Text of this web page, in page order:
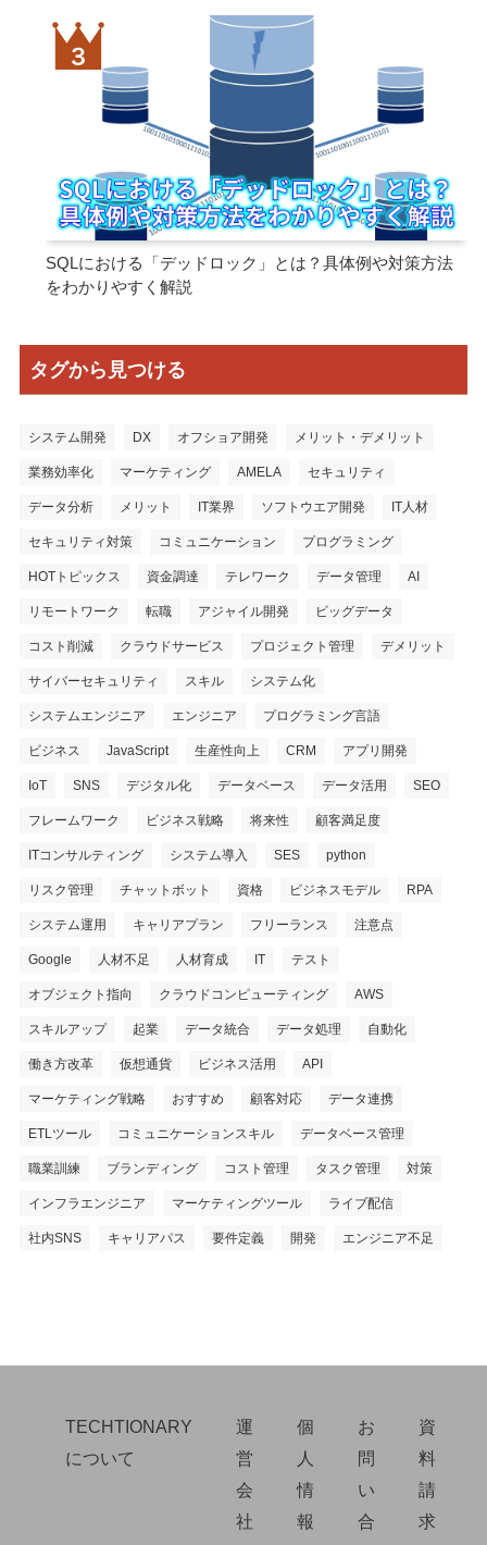
SQLにおける「デッドロック」とは？具体例や対策方法
をわかりやすく解説
タグから見つける
システム開発 DX オフショア開発 メリット・デメリット
業務効率化 マーケティング AMELA セキュリティ
データ分析 メリット IT業界 ソフトウエア開発 IT人材
セキュリティ対策 コミュニケーション プログラミング
HOTトピックス 資金調達 テレワーク データ管理 AI
リモートワーク 転職 アジャイル開発 ビッグデータ
コスト削減 クラウドサービス プロジェクト管理 デメリット
サイバーセキュリティ スキル システム化
システムエンジニア エンジニア プログラミング言語
ビジネス JavaScript 生産性向上 CRM アプリ開発
IoT SNS デジタル化 データベース データ活用 SEO
フレームワーク ビジネス戦略 将来性 顧客満足度
ITコンサルティング システム導入 SES python
リスク管理 チャットボット 資格 ビジネスモデル RPA
システム運用 キャリアプラン フリーランス 注意点
Google 人材不足 人材育成 IT テスト
オブジェクト指向 クラウドコンピューティング AWS
スキルアップ 起業 データ統合 データ処理 自動化
働き方改革 仮想通貨 ビジネス活用 API
マーケティング戦略 おすすめ 顧客対応 データ連携
ETLツール コミュニケーションスキル データベース管理
職業訓練 ブランディング コスト管理 タスク管理 対策
インフラエンジニア マーケティングツール ライブ配信
社内SNS キャリアパス 要件定義 開発 エンジニア不足
TECHTIONARY
について
運
営
会
社
個
人
情
報
お
問
い
合
資
料
請
求